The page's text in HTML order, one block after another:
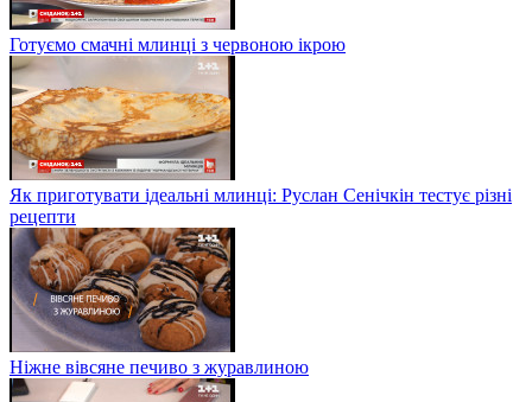
Готуємо смачні млинці з червоною ікрою
Як приготувати ідеальні млинці: Руслан Сенічкін тестує різні
рецепти
Ніжне вівсяне печиво з журавлиною